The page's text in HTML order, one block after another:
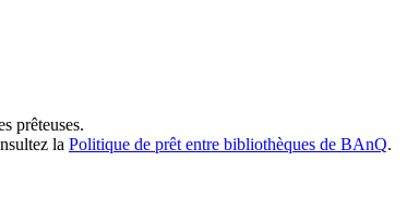
prêteuses.
la Politique de prêt entre bibliothèques de BAnQ.